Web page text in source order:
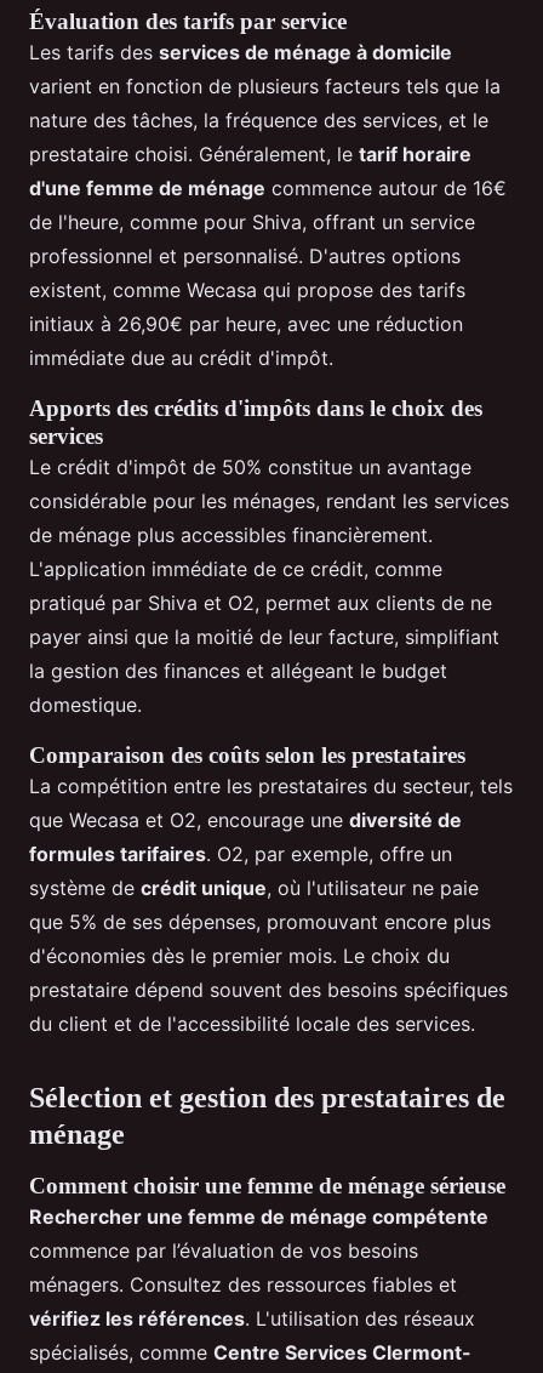
Évaluation des tarifs par service
Les tarifs des services de ménage à domicile
varient en fonction de plusieurs facteurs tels que la
nature des tâches, la fréquence des services, et le
prestataire choisi. Généralement, le tarif horaire
d'une femme de ménage commence autour de 16€
de l'heure, comme pour Shiva, offrant un service
professionnel et personnalisé. D'autres options
existent, comme Wecasa qui propose des tarifs
initiaux à 26,90€ par heure, avec une réduction
immédiate due au crédit d'impôt.
Apports des crédits d'impôts dans le choix des
services
Le crédit d'impôt de 50% constitue un avantage
considérable pour les ménages, rendant les services
de ménage plus accessibles financièrement.
L'application immédiate de ce crédit, comme
pratiqué par Shiva et O2, permet aux clients de ne
payer ainsi que la moitié de leur facture, simplifiant
la gestion des finances et allégeant le budget
domestique.
Comparaison des coûts selon les prestataires
La compétition entre les prestataires du secteur, tels
que Wecasa et O2, encourage une diversité de
formules tarifaires. O2, par exemple, offre un
système de crédit unique, où l'utilisateur ne paie
que 5% de ses dépenses, promouvant encore plus
d'économies dès le premier mois. Le choix du
prestataire dépend souvent des besoins spécifiques
du client et de l'accessibilité locale des services.
Sélection et gestion des prestataires de
ménage
Comment choisir une femme de ménage sérieuse
Rechercher une femme de ménage compétente
commence par l’évaluation de vos besoins
ménagers. Consultez des ressources fiables et
vérifiez les références. L'utilisation des réseaux
spécialisés, comme Centre Services Clermont-